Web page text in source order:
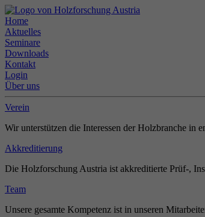
Home
Aktuelles
Seminare
Downloads
Kontakt
Login
Über uns
Verein
Wir unterstützen die Interessen der Holzbranche in
Akkreditierung
Die Holzforschung Austria ist akkreditierte Prüf-,
Team
Unsere gesamte Kompetenz ist in unseren